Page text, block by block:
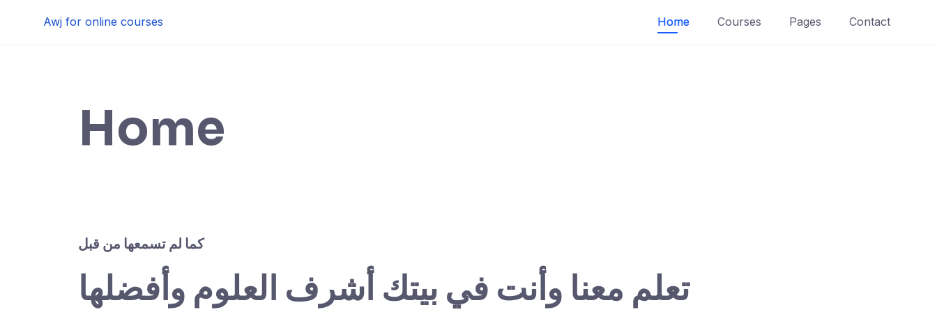
Awj for online courses Home Courses Pages Contact
Home
كما لم تسمعها من قبل
تعلم معنا وأنت في بيتك أشرف العلوم وأفضلها